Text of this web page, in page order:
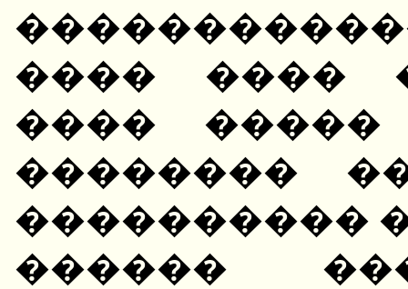
���� ����
���� �����
��������
����������
������